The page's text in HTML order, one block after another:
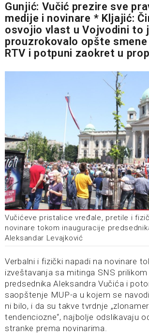
Gunjić: Vučić prezire sve
medije i novinare * Kljajić:
osvojio vlast u Vojvodini to
prouzrokovalo opšte
RTV i potpuni zaokret u
Vučićeve pristalice vređale, pretile i
novinare tokom inauguracije
Aleksandar Levajković
Verbalni i fizički napadi na novinare
izveštavanja sa mitinga SNS
predsednika Aleksandra Vučića i
saopštenje MUP-a u kojem se
ni bilo, i da su takve tvrdnje
tendenciozne“, najbolje odslikavaju
stranke prema novinarima.